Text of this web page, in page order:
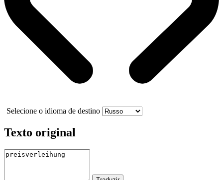
Selecione o idioma de destino
Texto original